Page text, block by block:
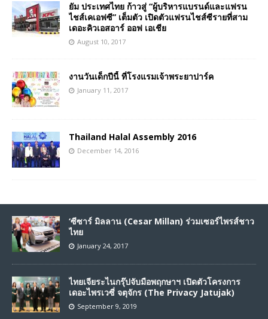
ยัม ประเทศไทย ก้าวสู่ “ผู้บริหารแบรนด์และแฟรน
ไชส์เคเอฟซี” เต็มตัว เปิดตัวแฟรนไชส์ซีรายที่สาม
เดอะคิวเอสอาร์ ออฟ เอเชีย
August 10, 2017
งานวันเด็กปีนี้ ที่โรงแรมเจ้าพระยาปาร์ค
January 11, 2017
Thailand Halal Assembly 2016
December 14, 2016
‘ซีซาร์ มิลลาน (Cesar Millan) ร่วมเซอร์ไพรส์ชาว
ไทย
January 24, 2017
ไทยเจียระไนกรุ๊ปจับมือพฤกษาฯ เปิดตัวโครงการ
เดอะไพรเวซี่ จตุจักร (The Privacy Jatujak)
September 9, 2019